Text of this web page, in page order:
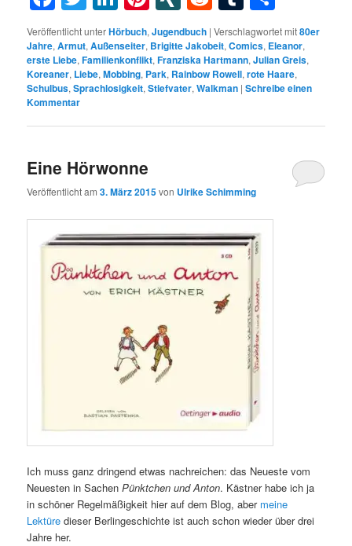
Veröffentlicht unterHörbuch,Jugendbuch |Verschlagwortet mit80er
Jahre,Armut,Außenseiter, Brigitte Jakobeit,Comics, Eleanor,
erste Liebe,Familienkonflikt,Franziska Hartmann,Julian Greis,
Koreaner, Liebe,Mobbing, Park, Rainbow Rowell,rote Haare,
Schulbus,Sprachlosigkeit,Stiefvater,Walkman |Schreibe einen
Kommentar
Eine Hörwonne
Veröffentlicht am3. März 2015von Ulrike Schimming
Ich muss ganz dringend etwas nachreichen: das Neueste vom
Neuesten in SachenPünktchen und Anton. Kästner habe ich ja
in schöner Regelmäßigkeit hier auf dem Blog, aber meine
Lektüre dieser Berlingeschichte ist auch schon wieder über drei
Jahre her.